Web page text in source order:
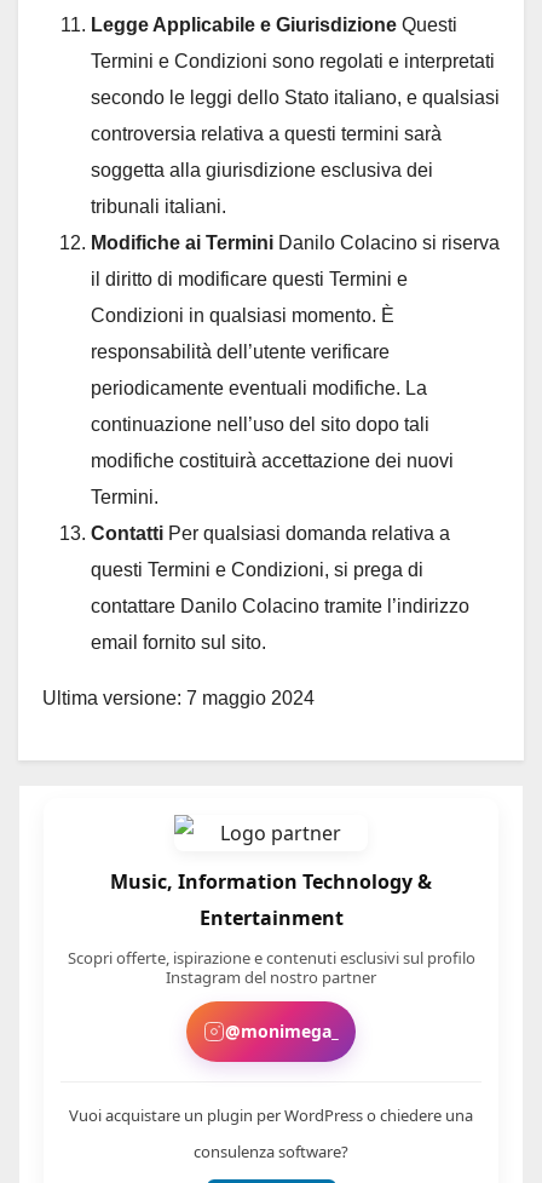
Legge Applicabile e Giurisdizione Questi
Termini e Condizioni sono regolati e interpretati
secondo le leggi dello Stato italiano, e qualsiasi
controversia relativa a questi termini sarà
soggetta alla giurisdizione esclusiva dei
tribunali italiani.
Modifiche ai Termini Danilo Colacino si riserva
il diritto di modificare questi Termini e
Condizioni in qualsiasi momento. È
responsabilità dell’utente verificare
periodicamente eventuali modifiche. La
continuazione nell’uso del sito dopo tali
modifiche costituirà accettazione dei nuovi
Termini.
Contatti Per qualsiasi domanda relativa a
questi Termini e Condizioni, si prega di
contattare Danilo Colacino tramite l’indirizzo
email fornito sul sito.
Ultima versione: 7 maggio 2024
Music, Information Technology &
Entertainment
Scopri offerte, ispirazione e contenuti esclusivi sul profilo
Instagram del nostro partner
@monimega_
Vuoi acquistare un plugin per WordPress o chiedere una
consulenza software?